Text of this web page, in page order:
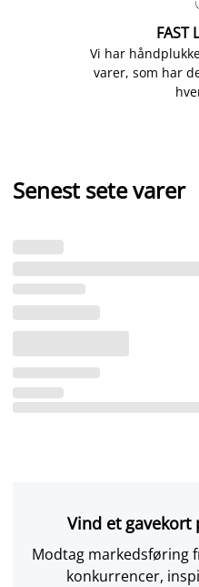
FAST
Vi har
varer, som har
Senest sete varer
Vind et gavekort
Modtag markedsføring
konkurrencer,